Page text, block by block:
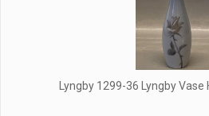
Lyngby 1299-36 Lyngby Vase